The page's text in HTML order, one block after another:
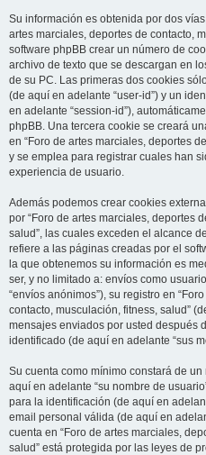
Su información es obtenida por dos
artes marciales, deportes de contacto,
software phpBB crear un número de
archivo de texto que se descargan en
de su PC. Las primeras dos cookies
(de aquí en adelante “user-id”) y un
en adelante “session-id”),
phpBB. Una tercera cookie se creará
en “Foro de artes marciales, deportes
y se emplea para registrar cuales han
experiencia de usuario.
Además podemos crear cookies
por “Foro de artes marciales, deportes
salud”, las cuales exceden el alcance
refiere a las páginas creadas por el
la que obtenemos su información es
ser, y no limitado a: envíos como
“envíos anónimos”), su registro en
contacto, musculación, fitness, salud”
mensajes enviados por usted después
identificado (de aquí en adelante “sus
Su cuenta como mínimo constará de
aquí en adelante “su nombre de
para la identificación (de aquí en
email personal válida (de aquí en
cuenta en “Foro de artes marciales,
salud” está protegida por las leyes de